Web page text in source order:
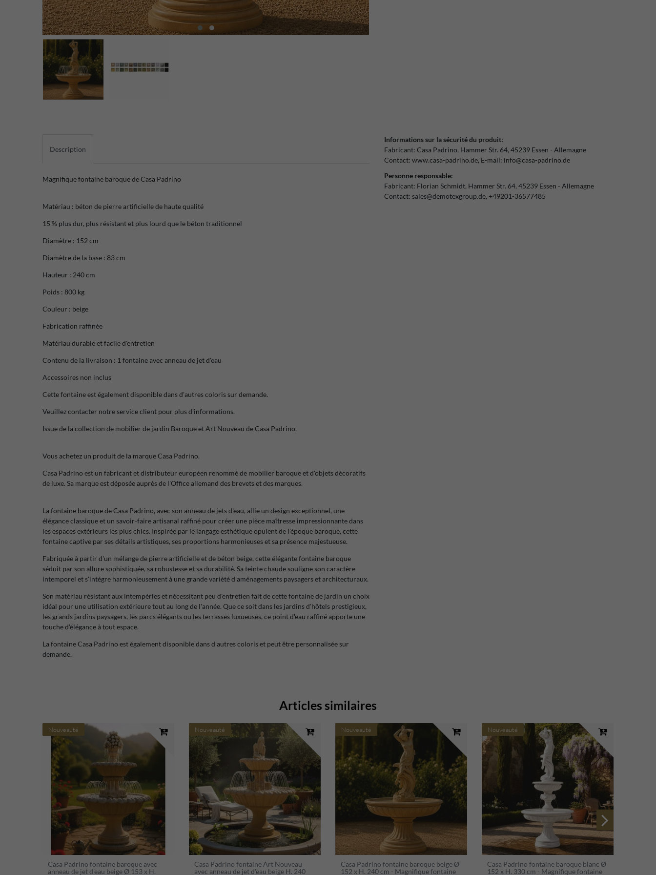
Description
Magnifique fontaine baroque de Casa Padrino
Matériau : béton de pierre artificielle de haute qualité
15 % plus dur, plus résistant et plus lourd que le béton traditionnel
Diamètre : 152 cm
Diamètre de la base : 83 cm
Hauteur : 240 cm
Poids : 800 kg
Couleur : beige
Fabrication raffinée
Matériau durable et facile d'entretien
Contenu de la livraison : 1 fontaine avec anneau de jet d'eau
Accessoires non inclus
Cette fontaine est également disponible dans d'autres coloris sur demande.
Veuillez contacter notre service client pour plus d'informations.
Issue de la collection de mobilier de jardin Baroque et Art Nouveau de Casa Padrino.
Vous achetez un produit de la marque Casa Padrino.
Casa Padrino est un fabricant et distributeur européen renommé de mobilier baroque et d'objets décoratifs
de luxe. Sa marque est déposée auprès de l'Office allemand des brevets et des marques.
La fontaine baroque de Casa Padrino, avec son anneau de jets d'eau, allie un design exceptionnel, une
élégance classique et un savoir-faire artisanal raffiné pour créer une pièce maîtresse impressionnante dans
les espaces extérieurs les plus chics. Inspirée par le langage esthétique opulent de l'époque baroque, cette
fontaine captive par ses détails artistiques, ses proportions harmonieuses et sa présence majestueuse.
Fabriquée à partir d'un mélange de pierre artificielle et de béton beige, cette élégante fontaine baroque
séduit par son allure sophistiquée, sa robustesse et sa durabilité. Sa teinte chaude souligne son caractère
intemporel et s'intègre harmonieusement à une grande variété d'aménagements paysagers et architecturaux.
Son matériau résistant aux intempéries et nécessitant peu d'entretien fait de cette fontaine de jardin un choix
idéal pour une utilisation extérieure tout au long de l'année. Que ce soit dans les jardins d'hôtels prestigieux,
les grands jardins paysagers, les parcs élégants ou les terrasses luxueuses, ce point d'eau raffiné apporte une
touche d'élégance à tout espace.
La fontaine Casa Padrino est également disponible dans d'autres coloris et peut être personnalisée sur
demande.
Informations sur la sécurité du produit:
Fabricant: Casa Padrino Hammer Str. 64 45239 Essen
Allemagne
Contact: www.casa-padrino.de E-mail: info@casa-padrino.de
Personne responsable:
Fabricant: Florian Schmidt Hammer Str. 64 45239 Essen
Allemagne
Contact: sales@demotexgroup.de +49201-36577485
Articles similaires
Nouveauté
Casa Padrino fontaine baroque avec
anneau de jet d'eau beige Ø 153 x H.
Nouveauté
Casa Padrino fontaine Art Nouveau
avec anneau de jet d'eau beige H. 240
Nouveauté
Casa Padrino fontaine baroque beige Ø
152 x H. 240 cm - Magnifique fontaine
Nouveauté
Casa Padrino fontaine baroque blanc Ø
152 x H. 330 cm - Magnifique fontaine